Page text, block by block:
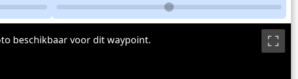
beschikbaar voor dit waypoint.